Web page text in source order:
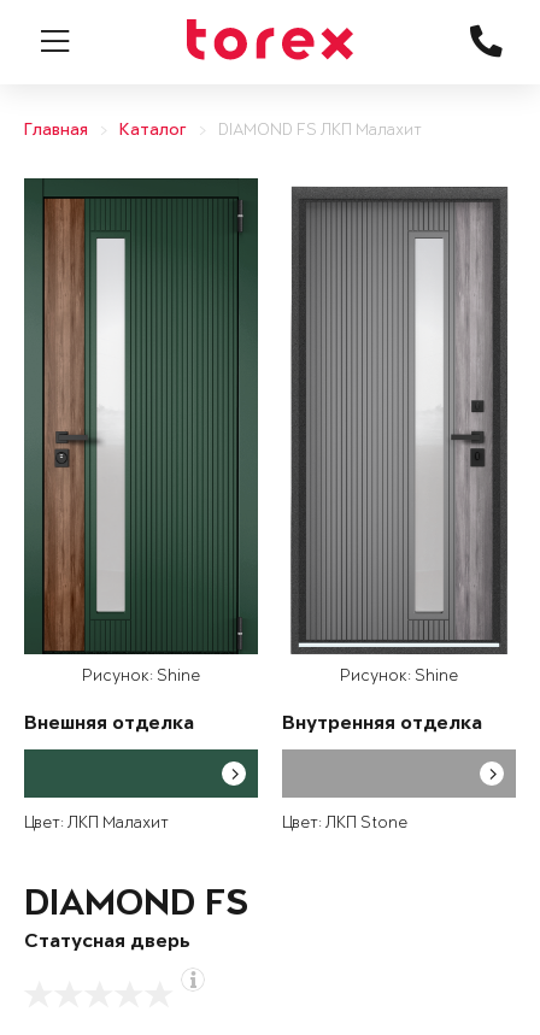
Главная Каталог DIAMOND FS ЛКП Малахит
Рисунок: Shine
Внешняя отделка
Цвет: ЛКП Малахит
Рисунок: Shine
Внутренняя отделка
Цвет: ЛКП Stone
DIAMOND FS
Статусная дверь